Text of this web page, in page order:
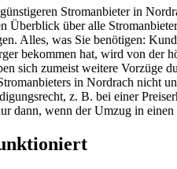
Stromanbieter in
über alle
Alles, was Sie benötigen:
bekommen hat, wird von der
sich zumeist weitere Vorzüge
in Nordrach nicht
z. B. bei einer
dann, wenn der Umzug in